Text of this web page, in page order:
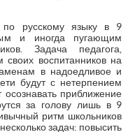
по русскому языку в 9
и иногда пугающим
Задача педагога,
воспитанников на
в надоедливое и
будут с нетерпением
приближение
за голову лишь в 9
ритм школьников
задач: повысить